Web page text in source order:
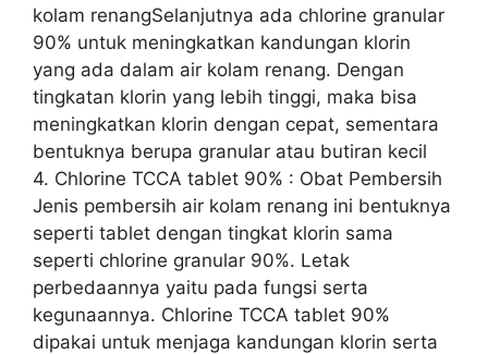
kolam renangSelanjutnya ada chlorine granular
90% untuk meningkatkan kandungan klorin
yang ada dalam air kolam renang. Dengan
tingkatan klorin yang lebih tinggi, maka bisa
meningkatkan klorin dengan cepat, sementara
bentuknya berupa granular atau butiran kecil
4. Chlorine TCCA tablet 90% : Obat Pembersih
Jenis pembersih air kolam renang ini bentuknya
seperti tablet dengan tingkat klorin sama
seperti chlorine granular 90%. Letak
perbedaannya yaitu pada fungsi serta
kegunaannya. Chlorine TCCA tablet 90%
dipakai untuk menjaga kandungan klorin serta